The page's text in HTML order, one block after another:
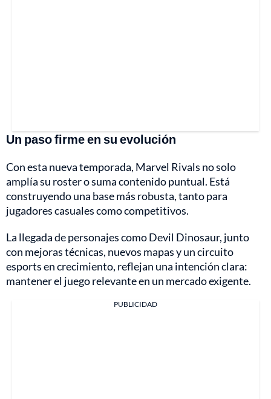
Un paso firme en su evolución
Con esta nueva temporada, Marvel Rivals no solo
amplía su roster o suma contenido puntual. Está
construyendo una base más robusta, tanto para
jugadores casuales como competitivos.
La llegada de personajes como Devil Dinosaur, junto
con mejoras técnicas, nuevos mapas y un circuito
esports en crecimiento, reflejan una intención clara:
mantener el juego relevante en un mercado exigente.
PUBLICIDAD